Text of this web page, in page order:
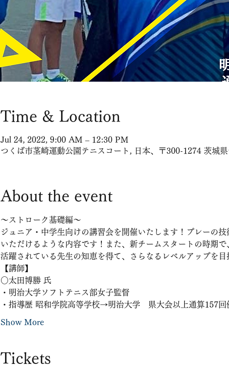
Time & Location
Jul 24, 2022, 9:00 AM – 12:30 PM
つくば市茎崎運動公園テニスコート, 日本、〒300-1274 茨城
About the event
〜ストローク基礎編〜
ジュニア・中学生向けの講習会を開催いたします！プレーの
いただけるような内容です！また、新チームスタートの時期
活躍されている先生の知恵を得て、さらなるレベルアップを
【講師】
○太田博勝 氏
・明治大学ソフトテニス部女子監督
・指導歴 昭和学院高等学校→明治大学　県大会以上通算157回
Show More
Tickets